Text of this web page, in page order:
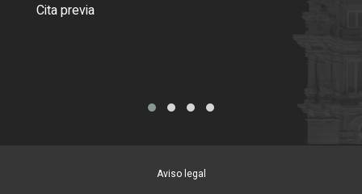
Cita previa
Aviso legal